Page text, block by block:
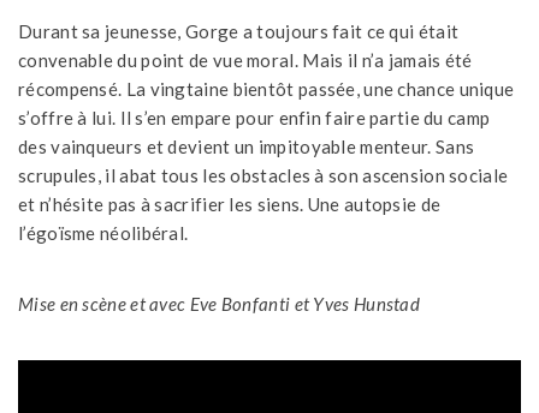
Durant sa jeunesse, Gorge a toujours fait ce qui était
convenable du point de vue moral. Mais il n’a jamais été
récompensé. La vingtaine bientôt passée, une chance unique
s’offre à lui. Il s’en empare pour enfin faire partie du camp
des vainqueurs et devient un impitoyable menteur. Sans
scrupules, il abat tous les obstacles à son ascension sociale
et n’hésite pas à sacrifier les siens. Une autopsie de
l’égoïsme néolibéral.
Mise en scène et avec Eve Bonfanti et Yves Hunstad